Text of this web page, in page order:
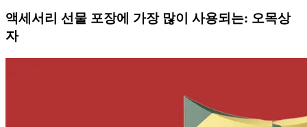
액세서리 선물 포장에 가장 많이 사용되는: 오목상
자